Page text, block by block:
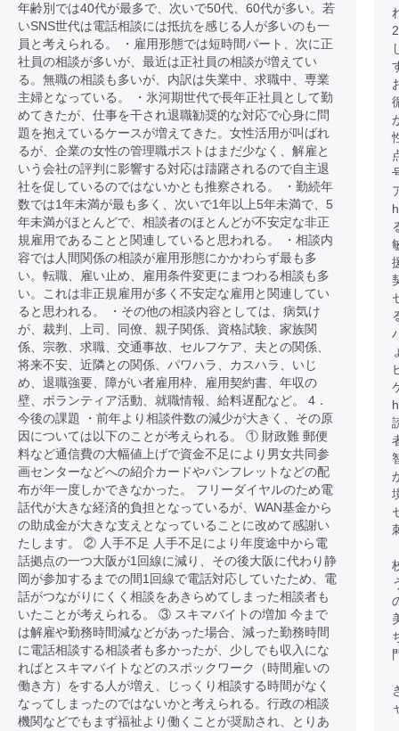
年齢別では40代が最多で、次いで50代、60代が多い。若
いSNS世代は電話相談には抵抗を感じる人が多いのも一
員と考えられる。 ・雇用形態では短時間パート、次に正
社員の相談が多いが、最近は正社員の相談が増えてい
る。無職の相談も多いが、内訳は失業中、求職中、専業
主婦となっている。 ・氷河期世代で長年正社員として勤
めてきたが、仕事を干され退職勧奨的な対応で心身に問
題を抱えているケースが増えてきた。女性活用が叫ばれ
るが、企業の女性の管理職ポストはまだ少なく、解雇と
いう会社の評判に影響する対応は躊躇されるので自主退
社を促しているのではないかとも推察される。 ・勤続年
数では1年未満が最も多く、次いで1年以上5年未満で、5
年未満がほとんどで、相談者のほとんどが不安定な非正
規雇用であることと関連していると思われる。 ・相談内
容では人間関係の相談が雇用形態にかかわらず最も多
い。転職、雇い止め、雇用条件変更にまつわる相談も多
い。これは非正規雇用が多く不安定な雇用と関連してい
ると思われる。 ・その他の相談内容としては、病気け
が、裁判、上司、同僚、親子関係、資格試験、家族関
係、宗教、求職、交通事故、セルフケア、夫との関係、
将来不安、近隣との関係、パワハラ、カスハラ、いじ
め、退職強要、障がい者雇用枠、雇用契約書、年収の
壁、ボランティア活動、就職情報、給料遅配など。 4．
今後の課題 ・前年より相談件数の減少が大きく、その原
因については以下のことが考えられる。 ① 財政難 郵便
料など通信費の大幅値上げで資金不足により男女共同参
画センターなどへの紹介カードやパンフレットなどの配
布が年一度しかできなかった。 フリーダイヤルのため電
話代が大きな経済的負担となっているが、WAN基金から
の助成金が大きな支えとなっていることに改めて感謝い
たします。 ② 人手不足 人手不足により年度途中から電
話拠点の一つ大阪が1回線に減り、その後大阪に代わり静
岡が参加するまでの間1回線で電話対応していたため、電
話がつながりにくく相談をあきらめてしまった相談者も
いたことが考えられる。 ③ スキマバイトの増加 今まで
は解雇や勤務時間減などがあった場合、減った勤務時間
に電話相談する相談者も多かったが、少しでも収入にな
ればとスキマバイトなどのスポックワーク（時間雇いの
働き方）をする人が増え、じっくり相談する時間がなく
なってしまったのではないかと考えられる。行政の相談
機関などでもまず福祉より働くことが奨励され、とりあ